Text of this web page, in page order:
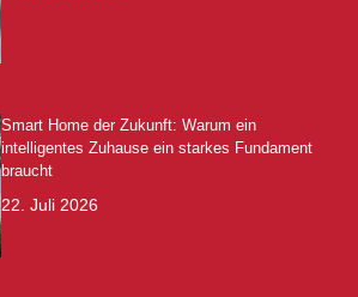
Smart Home der Zukunft: Warum ein
intelligentes Zuhause ein starkes Fundament
braucht
22. Juli 2026